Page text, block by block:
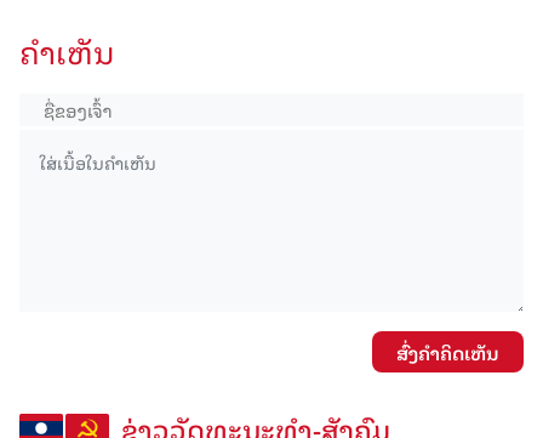
ຄໍາເຫັນ
ສົ່ງຄໍາຄິດເຫັນ
ຂ່າວວັດທະນະທຳ-ສັງຄົມ